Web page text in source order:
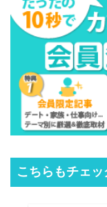
こちらもチェッ